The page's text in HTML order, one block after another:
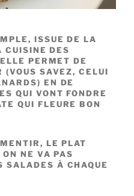
ISSUE DE LA
CUISINE DES
PERMET DE
(VOUS SAVEZ, CELUI
EN DE
QUI VONT FONDRE
QUI FLEURE BON
LE PLAT
NE VA PAS
SALADES À CHAQUE